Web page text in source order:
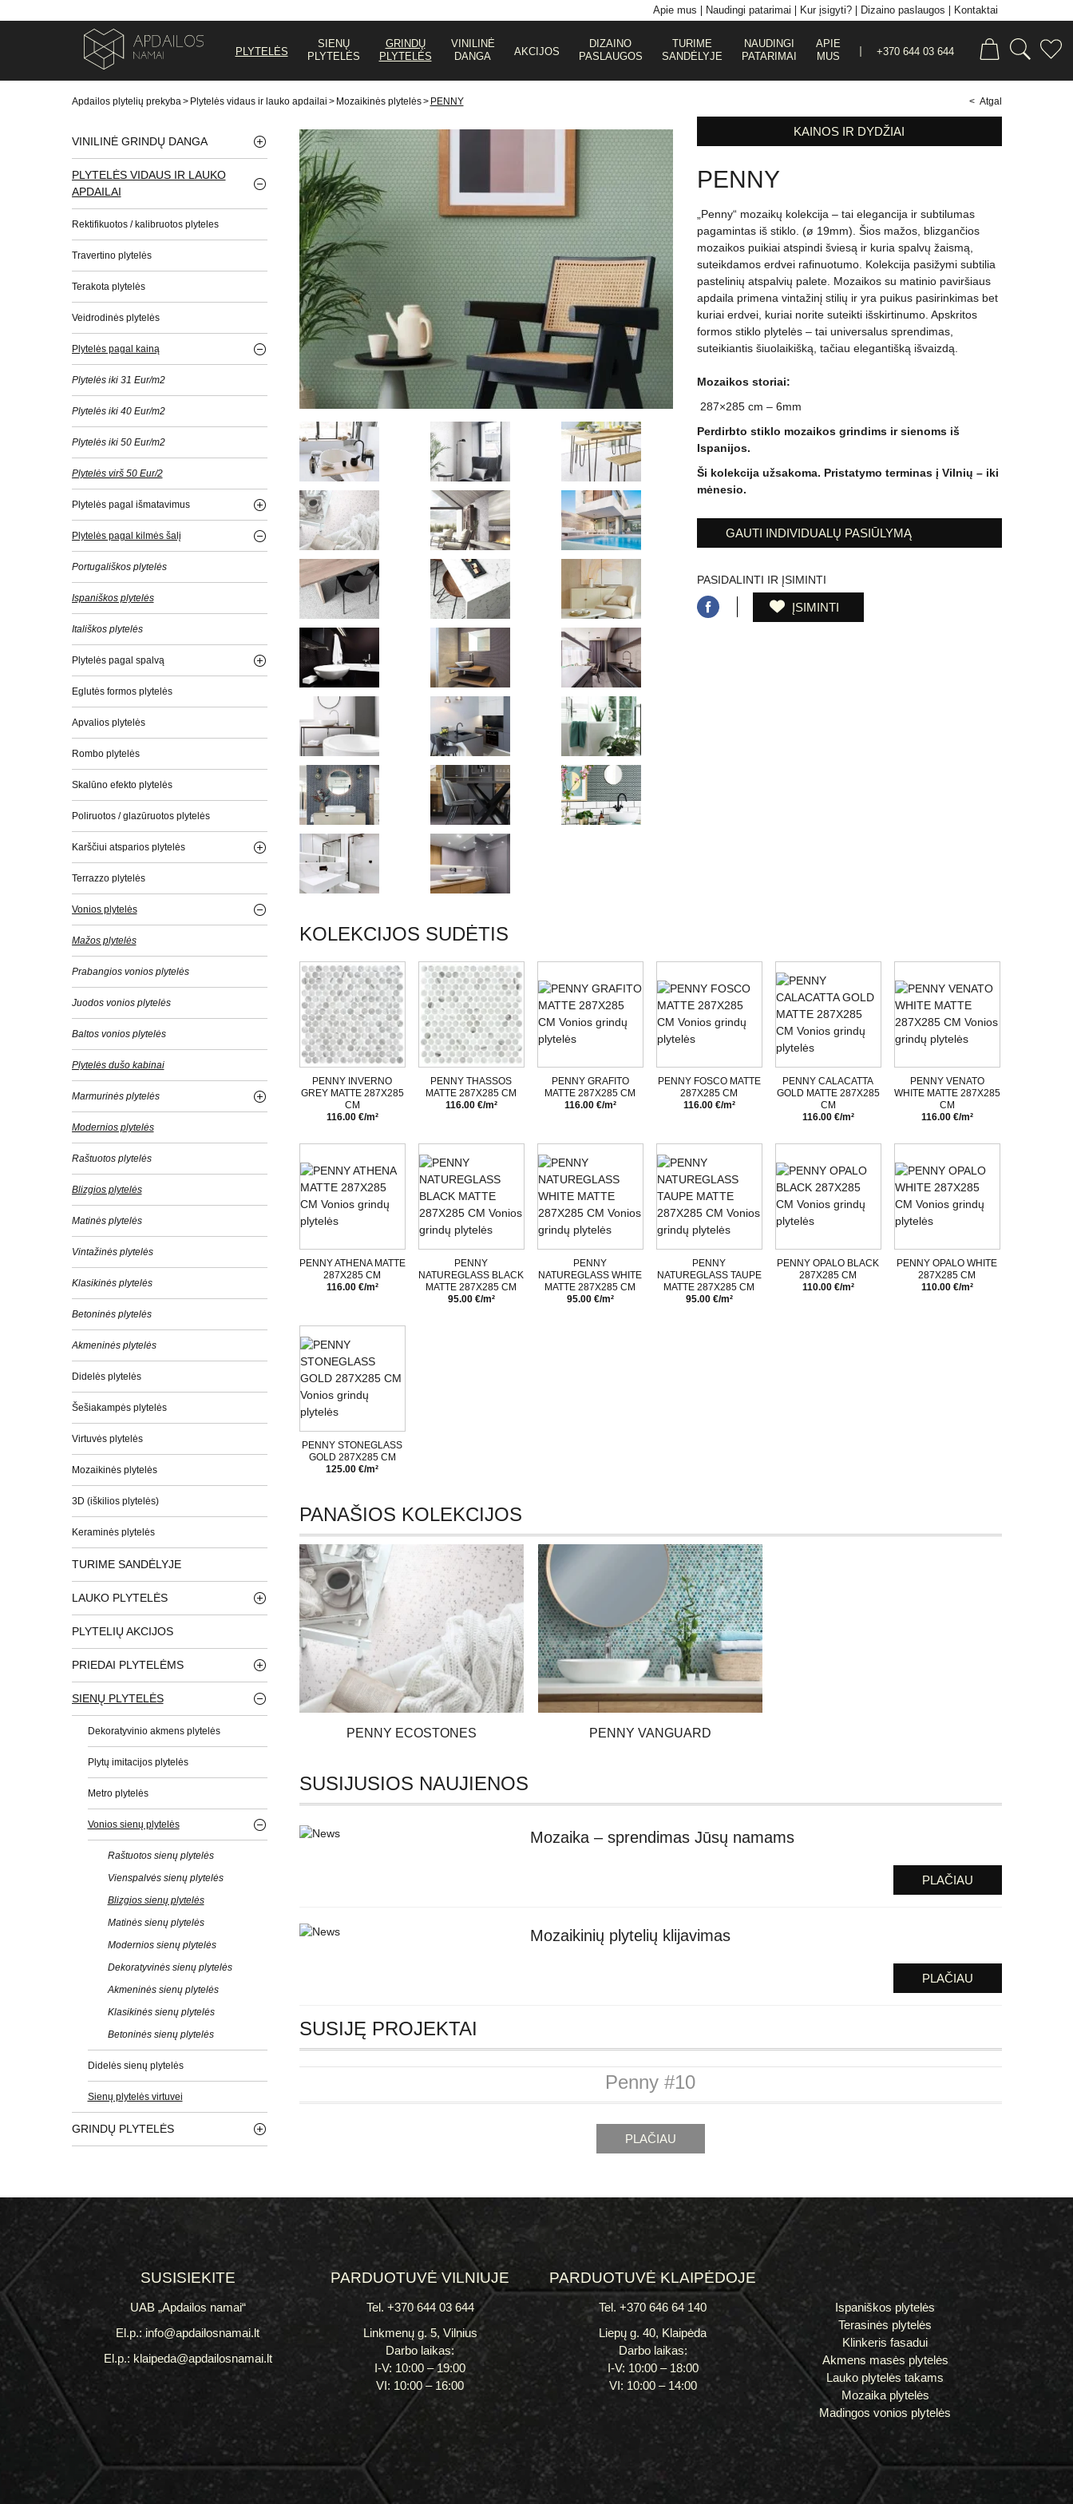
Apie mus Naudingi patarimai Kur įsigyti? Dizaino paslaugos Kontaktai
PLYTELĖS
SIENŲ
PLYTELĖS
GRINDŲ
PLYTELĖS
VINILINĖ
DANGA
AKCIJOS
DIZAINO
PASLAUGOS
TURIME
SANDĖLYJE
NAUDINGI
PATARIMAI
APIE
MUS
+370 644 03 644
Apdailos plytelių prekyba > Plytelės vidaus ir lauko apdailai > Mozaikinės plytelės> PENNY < Atgal
VINILINĖ GRINDŲ DANGA
PLYTELĖS VIDAUS IR LAUKO
APDAILAI
Rektifikuotos / kalibruotos plyteles
Travertino plytelės
Terakota plytelės
Veidrodinės plytelės
Plytelės pagal kainą
Plytelės iki 31 Eur/m2
Plytelės iki 40 Eur/m2
Plytelės iki 50 Eur/m2
Plytelės virš 50 Eur/2
Plytelės pagal išmatavimus
Plytelės pagal kilmės šalį
Portugališkos plytelės
Ispaniškos plytelės
Itališkos plytelės
Plytelės pagal spalvą
Eglutės formos plytelės
Apvalios plytelės
Rombo plytelės
Skalūno efekto plytelės
Poliruotos / glazūruotos plytelės
Karščiui atsparios plytelės
Terrazzo plytelės
Vonios plytelės
Mažos plytelės
Prabangios vonios plytelės
Juodos vonios plytelės
Baltos vonios plytelės
Plytelės dušo kabinai
Marmurinės plytelės
Modernios plytelės
Raštuotos plytelės
Blizgios plytelės
Matinės plytelės
Vintažinės plytelės
Klasikinės plytelės
Betoninės plytelės
Akmeninės plytelės
Didelės plytelės
Šešiakampės plytelės
Virtuvės plytelės
Mozaikinės plytelės
3D (iškilios plytelės)
Keraminės plytelės
TURIME SANDĖLYJE
LAUKO PLYTELĖS
PLYTELIŲ AKCIJOS
PRIEDAI PLYTELĖMS
SIENŲ PLYTELĖS
Dekoratyvinio akmens plytelės
Plytų imitacijos plytelės
Metro plytelės
Vonios sienų plytelės
Raštuotos sienų plytelės
Vienspalvės sienų plytelės
Blizgios sienų plytelės
Matinės sienų plytelės
Modernios sienų plytelės
Dekoratyvinės sienų plytelės
Akmeninės sienų plytelės
Klasikinės sienų plytelės
Betoninės sienų plytelės
Didelės sienų plytelės
Sienų plytelės virtuvei
GRINDŲ PLYTELĖS
KAINOS IR DYDŽIAI
PENNY
„Penny“ mozaikų kolekcija – tai elegancija ir subtilumas
pagamintas iš stiklo. (ø 19mm). Šios mažos, blizgančios
mozaikos puikiai atspindi šviesą ir kuria spalvų žaismą,
suteikdamos erdvei rafinuotumo. Kolekcija pasižymi subtilia
pastelinių atspalvių palete. Mozaikos su matinio paviršiaus
apdaila primena vintažinį stilių ir yra puikus pasirinkimas bet
kuriai erdvei, kuriai norite suteikti išskirtinumo. Apskritos
formos stiklo plytelės – tai universalus sprendimas,
suteikiantis šiuolaikišką, tačiau elegantišką išvaizdą.
Mozaikos storiai:
287×285 cm – 6mm
Perdirbto stiklo mozaikos grindims ir sienomsiš
Ispanijos.
Ši kolekcija užsakoma. Pristatymo terminas į Vilnių – iki
mėnesio.
GAUTI INDIVIDUALŲ PASIŪLYMĄ
PASIDALINTI IR ĮSIMINTI
ĮSIMINTI
KOLEKCIJOS SUDĖTIS
PENNY INVERNO
GREY MATTE 287X285
CM
116.00 €/m²
PENNY THASSOS
MATTE 287X285 CM
116.00 €/m²
PENNY GRAFITO
MATTE 287X285 CM
116.00 €/m²
PENNY FOSCO MATTE
287X285 CM
116.00 €/m²
PENNY CALACATTA
GOLD MATTE 287X285
CM
116.00 €/m²
PENNY VENATO
WHITE MATTE 287X285
CM
116.00 €/m²
PENNY ATHENA MATTE
287X285 CM
116.00 €/m²
PENNY
NATUREGLASS BLACK
MATTE 287X285 CM
95.00 €/m²
PENNY
NATUREGLASS WHITE
MATTE 287X285 CM
95.00 €/m²
PENNY
NATUREGLASS TAUPE
MATTE 287X285 CM
95.00 €/m²
PENNY OPALO BLACK
287X285 CM
110.00 €/m²
PENNY OPALO WHITE
287X285 CM
110.00 €/m²
PENNY STONEGLASS
GOLD 287X285 CM
125.00 €/m²
PANAŠIOS KOLEKCIJOS
PENNY ECOSTONES PENNY VANGUARD
SUSIJUSIOS NAUJIENOS
Mozaika – sprendimas Jūsų namams
PLAČIAU
Mozaikinių plytelių klijavimas
PLAČIAU
SUSIJĘ PROJEKTAI
Penny #10
PLAČIAU
SUSISIEKITE
UAB „Apdailos namai“
El.p.: info@apdailosnamai.lt
El.p.: klaipeda@apdailosnamai.lt
PARDUOTUVĖ VILNIUJE
Tel. +370 644 03 644
Linkmenų g. 5, Vilnius
Darbo laikas:
I-V: 10:00 – 19:00
VI: 10:00 – 16:00
PARDUOTUVĖ KLAIPĖDOJE
Tel. +370 646 64 140
Liepų g. 40, Klaipėda
Darbo laikas:
I-V: 10:00 – 18:00
VI: 10:00 – 14:00
Ispaniškos plytelės
Terasinės plytelės
Klinkeris fasadui
Akmens masės plytelės
Lauko plytelės takams
Mozaika plytelės
Madingos vonios plytelės